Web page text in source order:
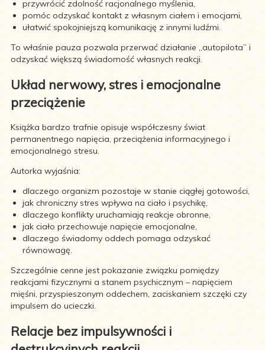
przywrócić zdolność racjonalnego myślenia,
pomóc odzyskać kontakt z własnym ciałem i emocjami,
ułatwić spokojniejszą komunikację z innymi ludźmi.
To właśnie pauza pozwala przerwać działanie „autopilota” i
odzyskać większą świadomość własnych reakcji.
Układ nerwowy, stres i emocjonalne
przeciążenie
Książka bardzo trafnie opisuje współczesny świat
permanentnego napięcia, przeciążenia informacyjnego i
emocjonalnego stresu.
Autorka wyjaśnia:
dlaczego organizm pozostaje w stanie ciągłej gotowości,
jak chroniczny stres wpływa na ciało i psychikę,
dlaczego konflikty uruchamiają reakcje obronne,
jak ciało przechowuje napięcie emocjonalne,
dlaczego świadomy oddech pomaga odzyskać
równowagę.
Szczególnie cenne jest pokazanie związku pomiędzy
reakcjami fizycznymi a stanem psychicznym – napięciem
mięśni, przyspieszonym oddechem, zaciskaniem szczęki czy
impulsem do ucieczki.
Relacje bez impulsywności i